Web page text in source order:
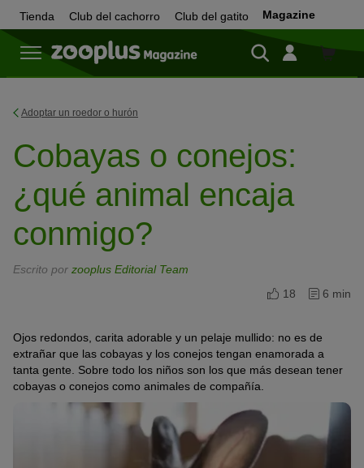
Tienda Club del cachorro Club del gatito Magazine
Tienda
Adoptar un roedor o hurón
Cobayas o conejos:
¿qué animal encaja
conmigo?
Escrito por zooplus Editorial Team
18
6 min
Ojos redondos, carita adorable y un pelaje mullido: no es de
extrañar que las cobayas y los conejos tengan enamorada a
tanta gente. Sobre todo los niños son los que más desean tener
cobayas o conejos como animales de compañía.